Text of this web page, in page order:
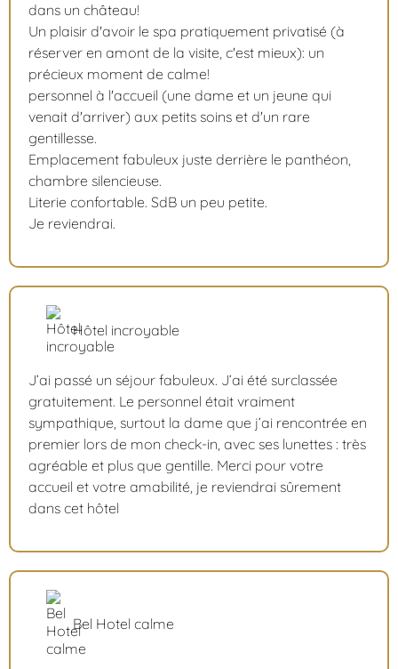
dans un château!
Un plaisir d'avoir le spa pratiquement privatisé (à
réserver en amont de la visite, c'est mieux): un
précieux moment de calme!
personnel à l'accueil (une dame et un jeune qui
venait d'arriver) aux petits soins et d'un rare
gentillesse.
Emplacement fabuleux juste derrière le panthéon,
chambre silencieuse.
Literie confortable. SdB un peu petite.
Je reviendrai.
Hôtel incroyable
J’ai passé un séjour fabuleux. J’ai été surclassée
gratuitement. Le personnel était vraiment
sympathique, surtout la dame que j’ai rencontrée en
premier lors de mon check-in, avec ses lunettes : très
agréable et plus que gentille. Merci pour votre
accueil et votre amabilité, je reviendrai sûrement
dans cet hôtel
Bel Hotel calme